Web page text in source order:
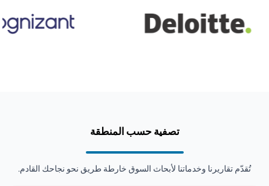
تصفية حسب المنطقة
تُقدّم تقاريرنا وخدماتنا لأبحاث السوق خارطة طريق نحو نجاحك القادم.